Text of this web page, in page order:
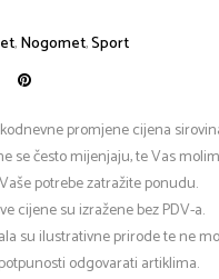
,Nogomet,Sport
promjene cijena
se često mijenjaju, te Vas
Vaše potrebe zatražite ponudu.
cijene su izražene bez PDV-a.
su ilustrativne prirode te ne
potpunosti odgovarati artiklima.